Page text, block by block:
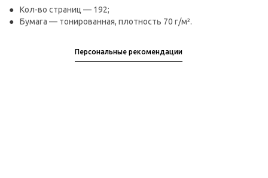
Кол-во страниц — 192;
Бумага — тонированная, плотность 70 г/м².
Персональные рекомендации